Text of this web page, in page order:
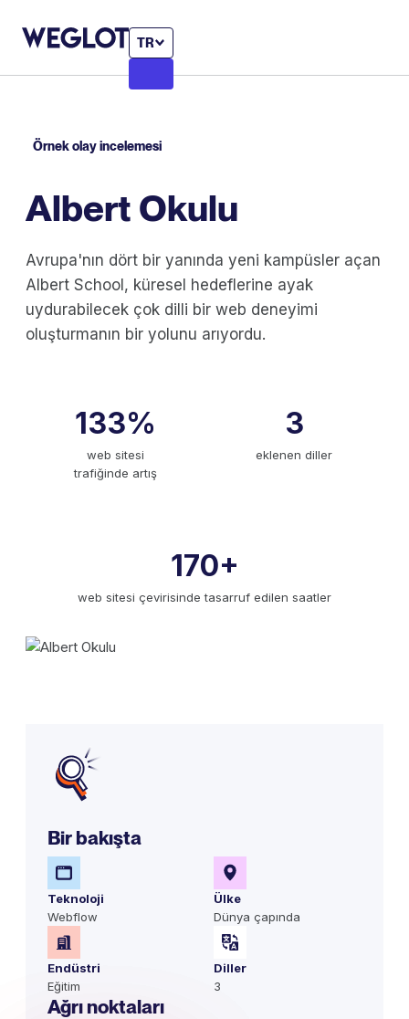
TR
Örnek olay incelemesi
Albert Okulu
Avrupa'nın dört bir yanında yeni kampüsler açan
Albert School, küresel hedeflerine ayak
uydurabilecek çok dilli bir web deneyimi
oluşturmanın bir yolunu arıyordu.
133%
web sitesi
trafiğinde artış
3
eklenen diller
170+
web sitesi çevirisinde tasarruf edilen saatler
Bir bakışta
Teknoloji
Webflow
Ülke
Dünya çapında
Endüstri
Eğitim
Diller
3
Ağrı noktaları